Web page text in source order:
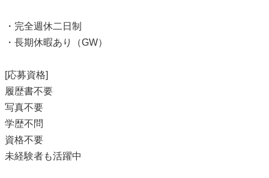
・完全週休二日制
・長期休暇あり（GW）
[応募資格]
履歴書不要
写真不要
学歴不問
資格不要
未経験者も活躍中